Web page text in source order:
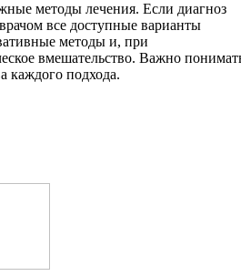
методы лечения. Если диагноз
все доступные варианты
методы и, при
вмешательство. Важно
каждого подхода.